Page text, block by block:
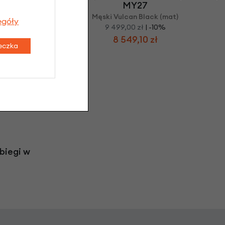
MY27
Męski Vulcan Black (mat)
9 499,00 zł | -10%
8 549,10 zł
w